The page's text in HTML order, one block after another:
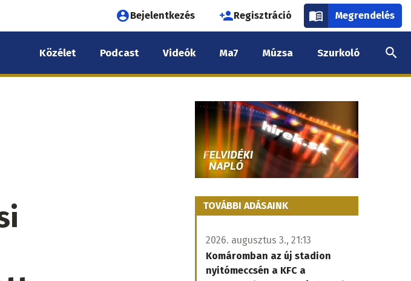
Felhasználói
fiók
menüje
Bejelentkezés Regisztráció Megrendelés
Közélet Podcast Videók Ma7 Múzsa Szurkoló
TOVÁBBI ADÁSAINK
2026. augusztus 3., 21:13
Komáromban az új stadion
nyitómeccsén a KFC a